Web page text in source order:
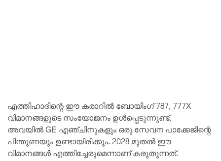
എത്തിഹാദിന്റെ ഈ കരാറിൽ ബോയിംഗ് 787, 777X
വിമാനങ്ങളുടെ സംയോജനം ഉൾപ്പെടുന്നുണ്ട്,
അവയിൽ GE എഞ്ചിനുകളും ഒരു സേവന പാക്കേജിന്റെ
പിന്തുണയും ഉണ്ടായിരിക്കും. 2028 മുതൽ ഈ
വിമാനങ്ങൾ എത്തിച്ചേരുമെന്നാണ് കരുതുന്നത്.